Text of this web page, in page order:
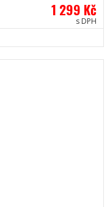
1 299 Kč
s DPH